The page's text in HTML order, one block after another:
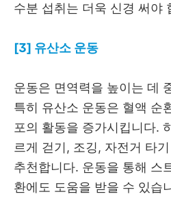
수분 섭취는 더욱 신경 써야
[3] 유산소 운동
운동은 면역력을 높이는 데
특히 유산소 운동은 혈액 순
포의 활동을 증가시킵니다.
르게 걷기, 조깅, 자전거 타
추천합니다. 운동을 통해 스
환에도 도움을 받을 수 있습